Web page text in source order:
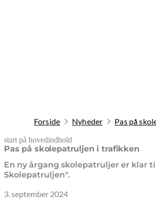
Forside Nyheder Pas på
start på hovedindhold
Pas på skolepatruljen i trafikken
En ny årgang skolepatruljer er klar
Skolepatruljen".
3. september 2024
senest opdateret 19. februar 2026